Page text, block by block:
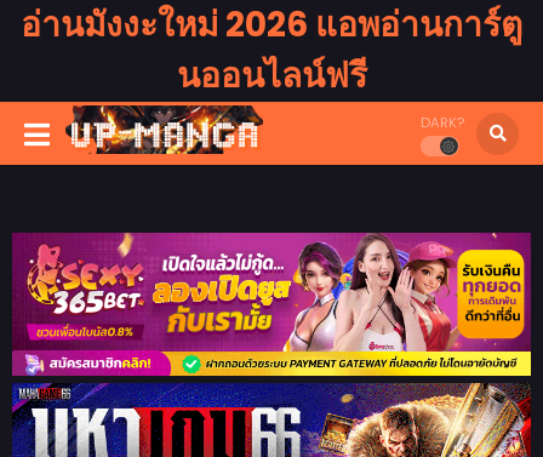
อ่านมังงะใหม่ 2026 แอพอ่านการ์ตู
นออนไลน์ฟรี
DARK?